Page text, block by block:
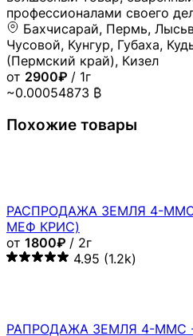
Информация
Правила площадки Контакты
магазина Гарант
Мы на форумах
PASAREMOS PASAREMOS TOR